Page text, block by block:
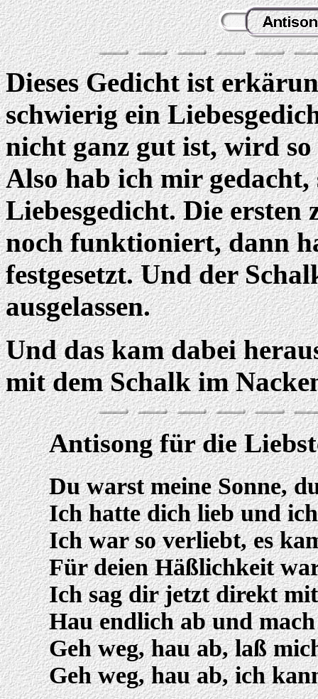
Dieses Gedicht ist
schwierig ein
nicht ganz gut ist, wird
Also hab ich mir
Liebesgedicht. Die ersten
noch funktioniert, dann
festgesetzt. Und der
ausgelassen.
Und das kam dabei
mit dem Schalk im
Antisong für die
Du warst meine Sonne,
Ich hatte dich lieb und
Ich war so verliebt, es
Für deien Häßlichkeit
Ich sag dir jetzt direkt
Hau endlich ab und
Geh weg, hau ab, laß
Geh weg, hau ab, ich